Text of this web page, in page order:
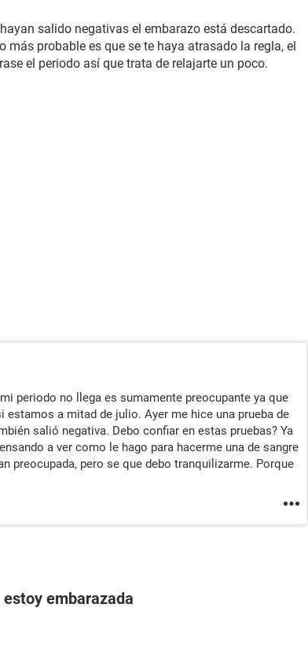
salido negativas el embarazo está descartado.
más probable es que se te haya atrasado la regla, el
el periodo así que trata de relajarte un poco.
periodo no llega es sumamente preocupante ya que
estamos a mitad de julio. Ayer me hice una prueba de
salió negativa. Debo confiar en estas pruebas? Ya
a ver como le hago para hacerme una de sangre
preocupada, pero se que debo tranquilizarme. Porque
embarazada